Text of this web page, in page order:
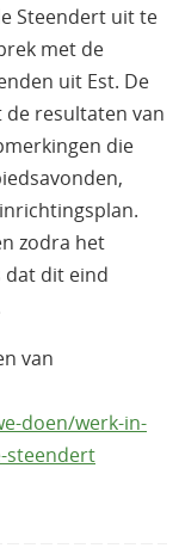
Steendert uit te
met de
uit Est. De
resultaten van
die
zodra het
dat dit eind
van
doen/werk-in-
steendert